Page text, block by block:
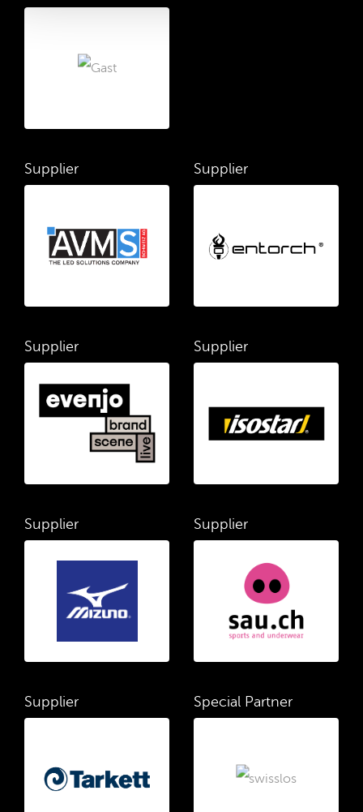
Supplier Supplier
Supplier Supplier
Supplier Supplier
Supplier Special Partner